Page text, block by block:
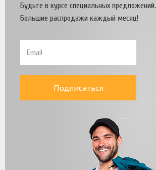
Будьте в курсе специальных предложений.
Большие распродажи каждый месяц!
Подписаться